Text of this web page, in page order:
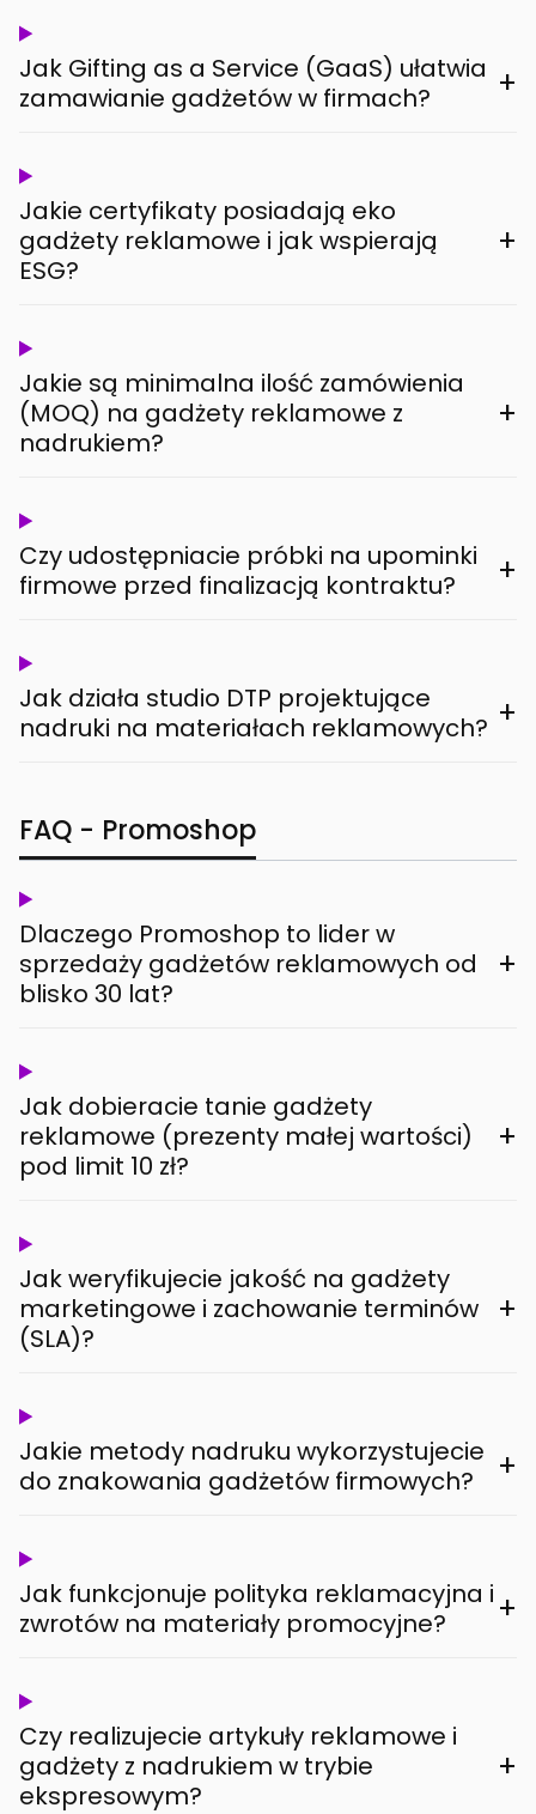
Jak Gifting as a Service (GaaS) ułatwia
zamawianie gadżetów w firmach?
+
Jakie certyfikaty posiadają eko
gadżety reklamowe i jak wspierają
ESG?
+
Jakie są minimalna ilość zamówienia
(MOQ) na gadżety reklamowe z
nadrukiem?
+
Czy udostępniacie próbki na upominki
firmowe przed finalizacją kontraktu?
+
Jak działa studio DTP projektujące
nadruki na materiałach reklamowych? +
FAQ - Promoshop
Dlaczego Promoshop to lider w
sprzedaży gadżetów reklamowych od
blisko 30 lat?
+
Jak dobieracie tanie gadżety
reklamowe (prezenty małej wartości)
pod limit 10 zł?
+
Jak weryfikujecie jakość na gadżety
marketingowe i zachowanie terminów
(SLA)?
+
Jakie metody nadruku wykorzystujecie
do znakowania gadżetów firmowych?
+
Jak funkcjonuje polityka reklamacyjna i
zwrotów na materiały promocyjne?
+
Czy realizujecie artykuły reklamowe i
gadżety z nadrukiem w trybie
ekspresowym?
+